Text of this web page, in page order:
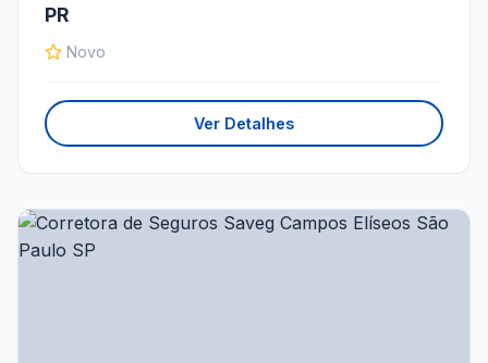
PR
Novo
Ver Detalhes